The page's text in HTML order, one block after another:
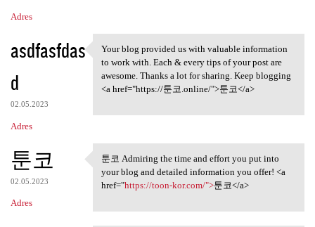
Adres
asdfasfdas
d
02.05.2023
Adres
Your blog provided us with
Your blog provided us with valuable information
to work with. Each & every tips of your post are
awesome. Thanks a lot for sharing. Keep blogging
<a href="https://툰코.online/">툰코</a>
툰코
02.05.2023
Adres
툰코 Admiring the time and
툰코 Admiring the time and effort you put into
your blog and detailed information you offer! <a
href="https://toon-kor.com/">툰코</a>